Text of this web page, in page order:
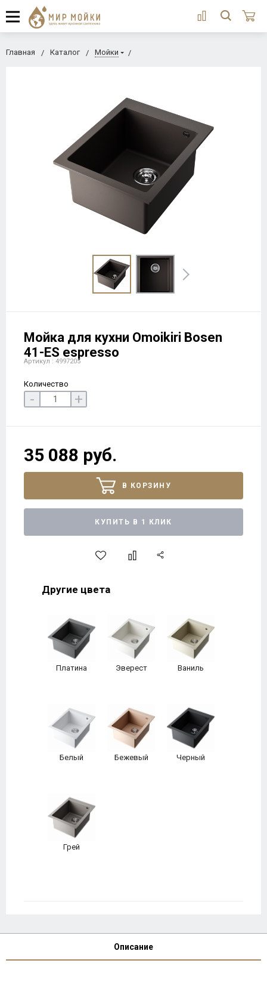
Главная Каталог Мойки
Мойка для кухни Omoikiri Bosen
41-ES espresso
Артикул : 4997205
Количество
- +
35 088 руб.
В КОРЗИНУ
КУПИТЬ В 1 КЛИК
Другие цвета
Платина Эверест Ваниль
Белый Бежевый Черный
Грей
Описание